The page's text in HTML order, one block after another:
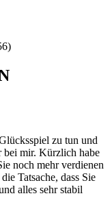
zu tun und
bei mir. Kürzlich habe
noch mehr verdienen
Tatsache, dass Sie
alles sehr stabil